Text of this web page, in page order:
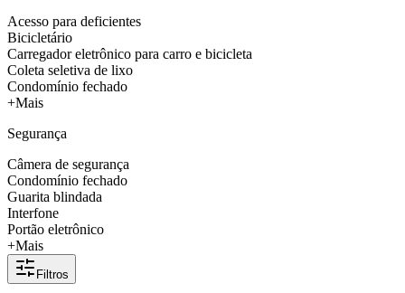
Acesso para deficientes
Bicicletário
Carregador eletrônico para carro e bicicleta
Coleta seletiva de lixo
Condomínio fechado
+Mais
Segurança
Câmera de segurança
Condomínio fechado
Guarita blindada
Interfone
Portão eletrônico
+Mais
Filtros